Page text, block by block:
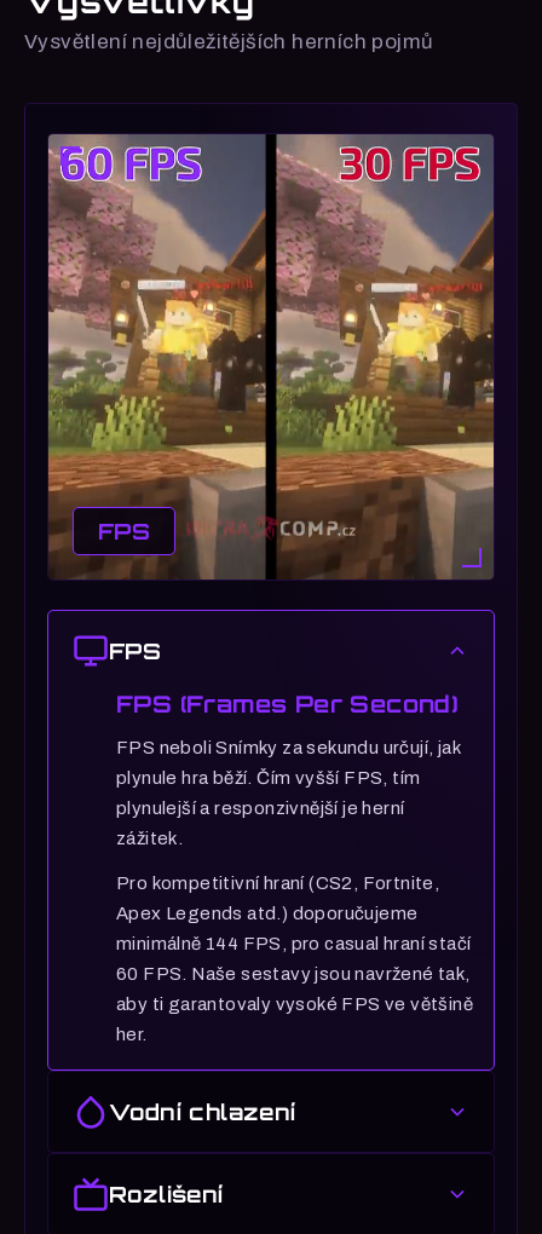
Vysvětlení nejdůležitějších herních pojmů
FPS
FPS
FPS (Frames Per Second)
FPS neboli Snímky za sekundu určují, jak
plynule hra běží. Čím vyšší FPS, tím
plynulejší a responzivnější je herní
zážitek.
Pro kompetitivní hraní (CS2, Fortnite,
Apex Legends atd.) doporučujeme
minimálně 144 FPS, pro casual hraní stačí
60 FPS. Naše sestavy jsou navržené tak,
aby ti garantovaly vysoké FPS ve většině
her.
Vodní chlazení
Vodní chlazení je pokročilý chladicí
Rozlišení